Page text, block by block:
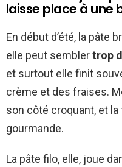
laisse place à une
En début d’été, la pâte
elle peut semblertrop
et surtout elle finit
crème et des fraises.
son côté croquant, et
gourmande.
La pâte filo, elle, joue